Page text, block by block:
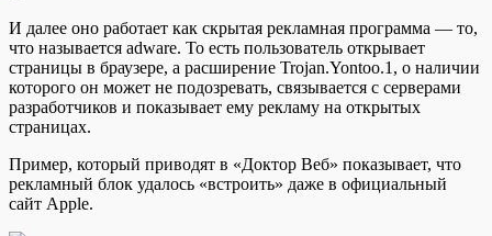
И далее оно работает как скрытая рекламная программа — то,
что называется adware. То есть пользователь открывает
страницы в браузере, а расширение Trojan.Yontoo.1, о наличии
которого он может не подозревать, связывается с серверами
разработчиков и показывает ему рекламу на открытых
страницах.
Пример, который приводят в «Доктор Веб» показывает, что
рекламный блок удалось «встроить» даже в официальный
сайт Apple.